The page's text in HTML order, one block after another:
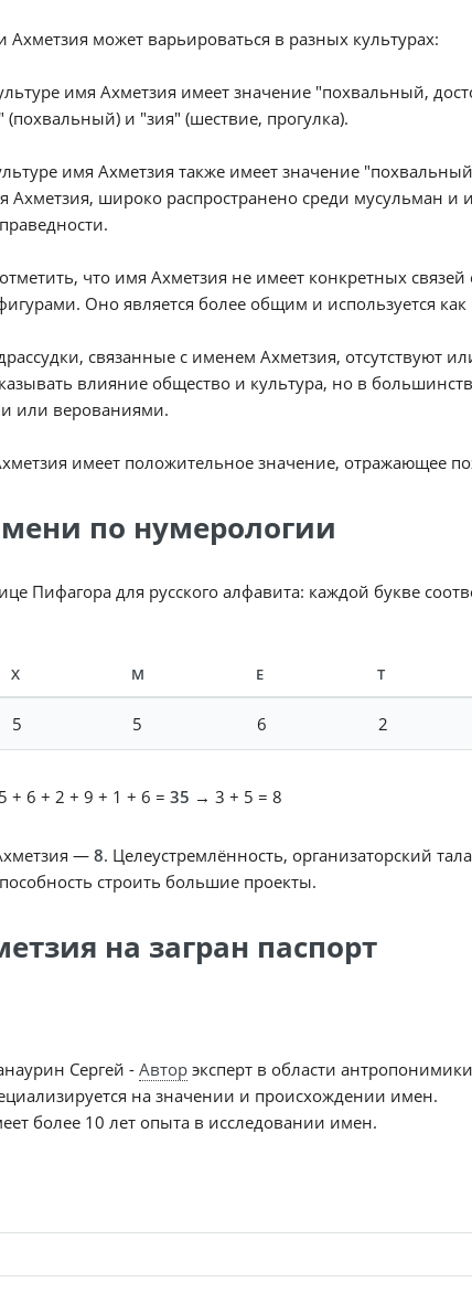
может варьироваться в разных культурах:
имя Ахметзия имеет значение "похвальный,
(похвальный) и "зия" (шествие, прогулка).
имя Ахметзия также имеет значение
Ахметзия, широко распространено среди мусульман
что имя Ахметзия не имеет конкретных
Оно является более общим и используется
связанные с именем Ахметзия, отсутствуют
влияние общество и культура, но в
или верованиями.
имеет положительное значение, отражающее
по нумерологии
Пифагора для русского алфавита: каждой букве
Х М Е Т
5 5 6 2
+ 6 + 2 + 9 + 1 + 6 = 35 → 3 + 5 = 8
— 8. Целеустремлённость, организаторский
строить большие проекты.
на загран паспорт
Сергей -Авторэксперт в области
на значении и происхождении имен.
более 10 лет опыта в исследовании имен.